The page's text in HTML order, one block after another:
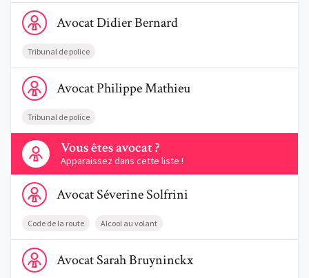
Voir le profil de AvocatDidier Bernard
AvocatDidierBernard
Tribunal de police
Voir le profil de AvocatPhilippe Mathieu
AvocatPhilippeMathieu
Tribunal de police
Vous êtes avocat ?
Apparaissez dans cette liste !
Contactez-nous
Voir le profil de AvocatSéverine Solfrini
AvocatSéverineSolfrini
Code de la route Alcool au volant
Voir le profil de AvocatSarah Bruyninckx
AvocatSarahBruyninckx